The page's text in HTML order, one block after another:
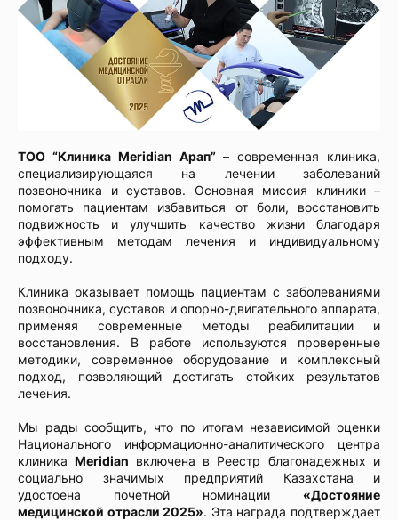
ТОО “Клиника Meridian Арап” – современная клиника,
специализирующаяся на лечении заболеваний
позвоночника и суставов. Основная миссия клиники –
помогать пациентам избавиться от боли, восстановить
подвижность и улучшить качество жизни благодаря
эффективным методам лечения и индивидуальному
подходу.
Клиника оказывает помощь пациентам с заболеваниями
позвоночника, суставов и опорно-двигательного аппарата,
применяя современные методы реабилитации и
восстановления. В работе используются проверенные
методики, современное оборудование и комплексный
подход, позволяющий достигать стойких результатов
лечения.
Мы рады сообщить, что по итогам независимой оценки
Национального информационно-аналитического центра
клиникаMeridian включена в Реестр благонадежных и
социально значимых предприятий Казахстана и
удостоена почетной номинации «Достояние
медицинской отрасли 2025». Эта награда подтверждает